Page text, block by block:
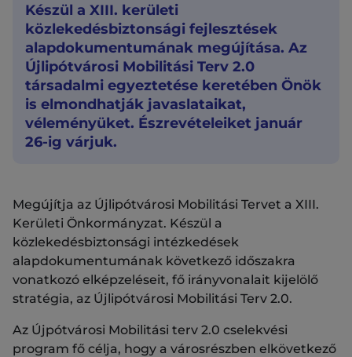
Készül a XIII. kerületi
közlekedésbiztonsági fejlesztések
alapdokumentumának megújítása. Az
Újlipótvárosi Mobilitási Terv 2.0
társadalmi egyeztetése keretében Önök
is elmondhatják javaslataikat,
véleményüket. Észrevételeiket január
26-ig várjuk.
Megújítja az Újlipótvárosi Mobilitási Tervet a XIII.
Kerületi Önkormányzat. Készül a
közlekedésbiztonsági intézkedések
alapdokumentumának következő időszakra
vonatkozó elképzeléseit, fő irányvonalait kijelölő
stratégia, az Újlipótvárosi Mobilitási Terv 2.0.
Az Újpótvárosi Mobilitási terv 2.0 cselekvési
program fő célja, hogy a városrészben elkövetkező